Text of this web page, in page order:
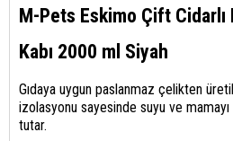
M-Pets Eskimo Çift Cidarlı
Kabı 2000 ml Siyah
Gıdaya uygun paslanmaz çelikten
izolasyonu sayesinde suyu ve
tutar.